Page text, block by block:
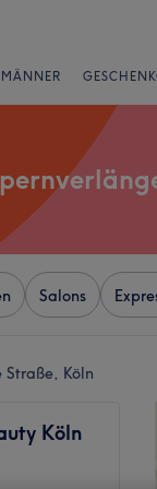
MÄNNER
Salons
Köln
Köln